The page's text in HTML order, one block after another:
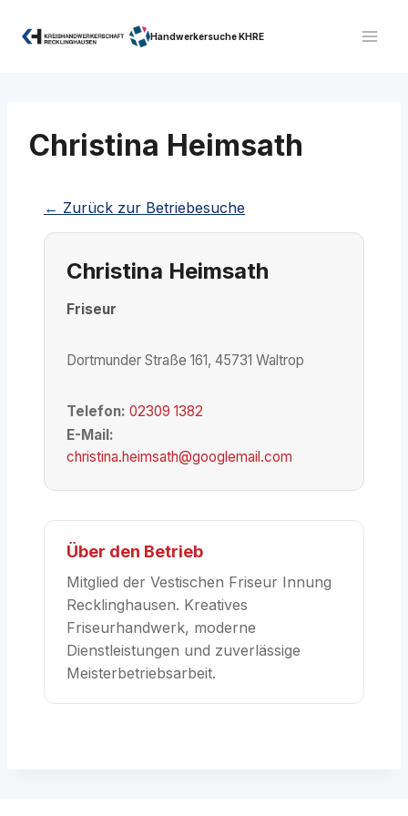
Inhalt
Handwerkersuche KHRE
Christina Heimsath
← Zurück zur Betriebesuche
Christina Heimsath
Friseur
Dortmunder Straße 161, 45731 Waltrop
Telefon: 02309 1382
E-Mail:
christina.heimsath@googlemail.com
Über den Betrieb
Mitglied der Vestischen Friseur Innung
Recklinghausen. Kreatives
Friseurhandwerk, moderne
Dienstleistungen und zuverlässige
Meisterbetriebsarbeit.